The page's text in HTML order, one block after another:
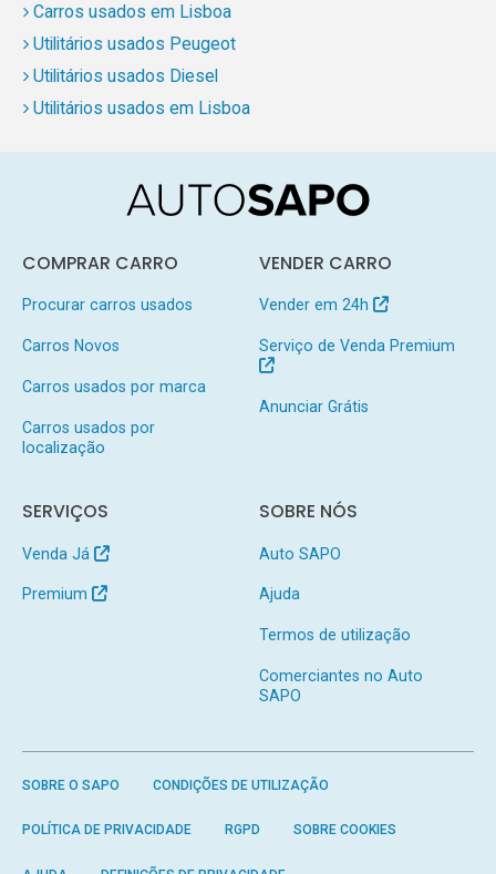
Carros usados em Lisboa
Utilitários usados Peugeot
Utilitários usados Diesel
Utilitários usados em Lisboa
COMPRAR CARRO
Procurar carros usados
Carros Novos
Carros usados por marca
Carros usados por
localização
VENDER CARRO
Vender em 24h
Serviço de Venda Premium
Anunciar Grátis
SERVIÇOS
Venda Já
Premium
SOBRE NÓS
Auto SAPO
Ajuda
Termos de utilização
Comerciantes no Auto
SAPO
SOBRE O SAPO CONDIÇÕES DE UTILIZAÇÃO
POLÍTICA DE PRIVACIDADE RGPD SOBRE COOKIES